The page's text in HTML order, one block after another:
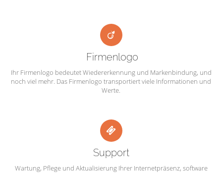
Firmenlogo
Ihr Firmenlogo bedeutet Wiedererkennung und Markenbindung, und
noch viel mehr. Das Firmenlogo transportiert viele Informationen und
Werte.
Support
Wartung, Pflege und Aktualisierung Ihrer Internetpräsenz, software